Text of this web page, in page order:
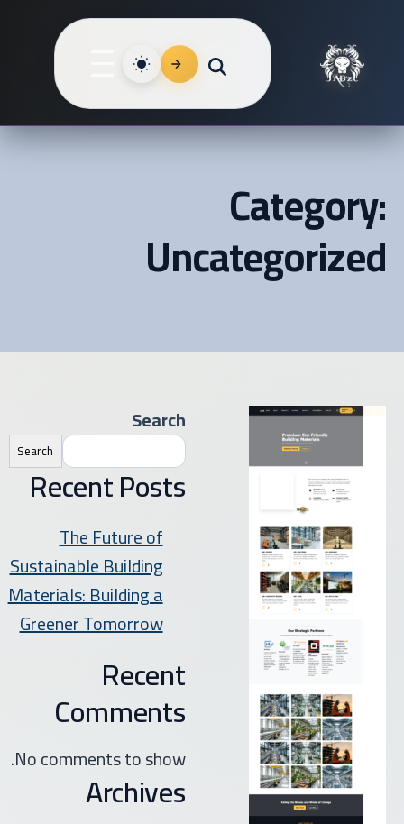
Category:
Uncategorized
Search
Search
Recent Posts
The Future of
Sustainable Building
Materials: Building a
Greener Tomorrow
Recent
Comments
No comments to show.
Archives